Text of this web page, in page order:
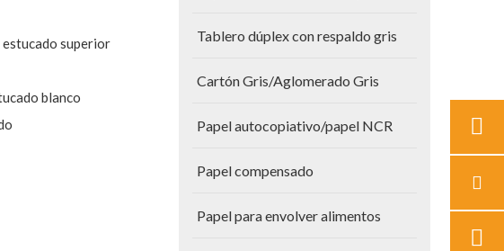
superior
blanco
Tablero dúplex con respaldo gris
Cartón Gris/Aglomerado Gris
Papel autocopiativo/papel NCR
Papel compensado
Papel para envolver alimentos